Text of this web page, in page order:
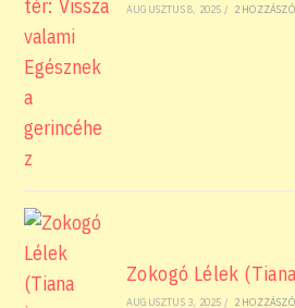
AUGUSZTUS 8, 2025 / 2
Zokogó Lélek
AUGUSZTUS 3, 2025 / 2